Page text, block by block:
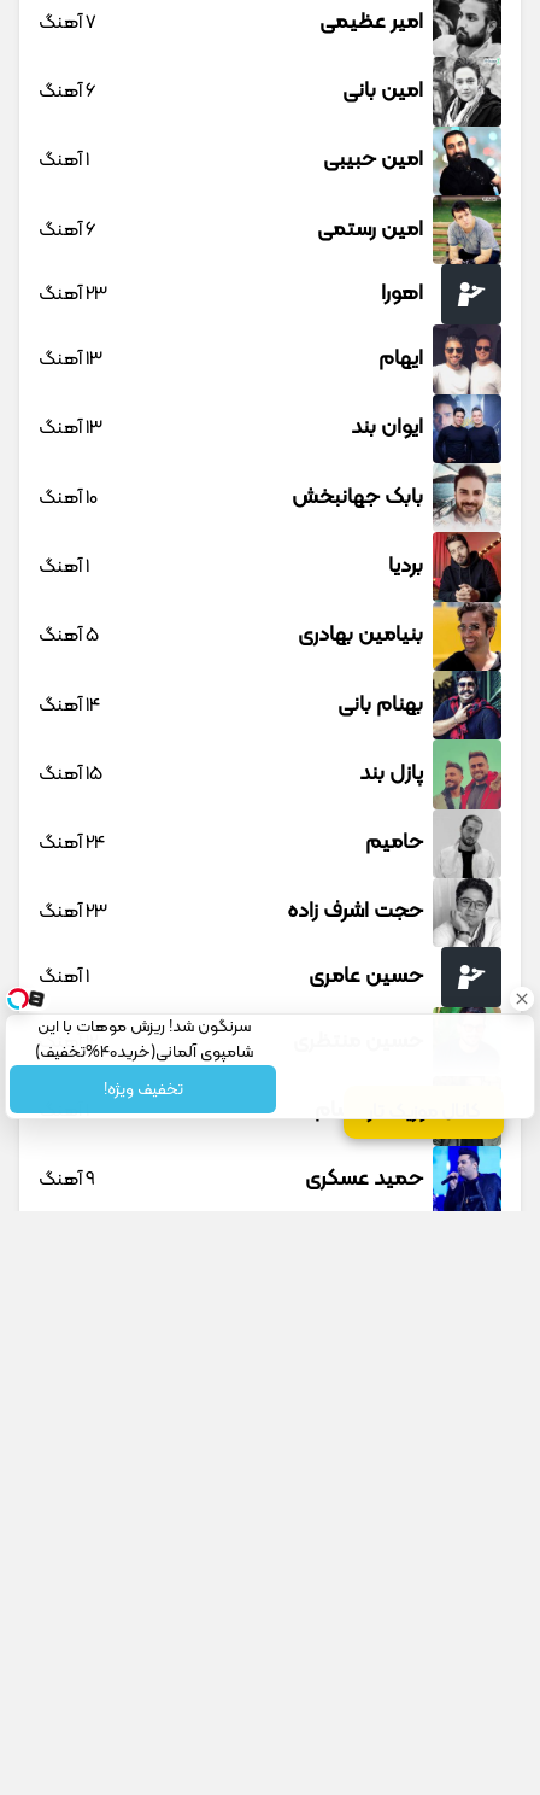
کانال موزیک تار
امیر عظیمی 7 آهنگ
امین بانی 6 آهنگ
امین حبیبی 1 آهنگ
امین رستمی 6 آهنگ
اهورا 23 آهنگ
ایهام 13 آهنگ
ایوان بند 13 آهنگ
بابک جهانبخش 10 آهنگ
بردیا 1 آهنگ
بنیامین بهادری 5 آهنگ
بهنام بانی 14 آهنگ
پازل بند 15 آهنگ
حامیم 24 آهنگ
حجت اشرف زاده 23 آهنگ
حسین عامری 1 آهنگ
12 آهنگ
حمید حسام 1 آهنگ
حمید عسکری 9 آهنگ
سرنگون شد! ریزش موهات با این
شامپوی آلمانی(خرید40%تخفیف)
تخفیف ویژه!